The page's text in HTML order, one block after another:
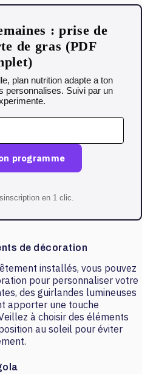
: prise de
de gras (PDF
plan nutrition adapte a ton
personnalises. Suivi par un
programme
en 1 clic.
de décoration
installés, vous pouvez
pour personnaliser votre
des guirlandes lumineuses
apporter une touche
à choisir des éléments
au soleil pour éviter